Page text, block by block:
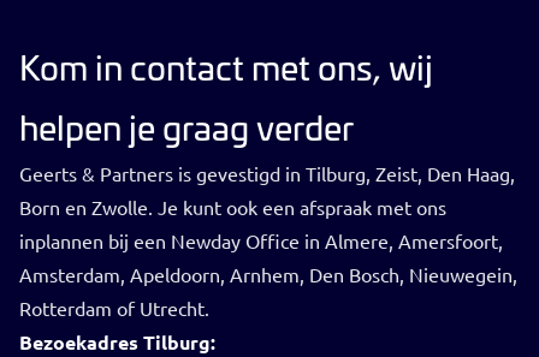
Kom in contact met ons, wij
helpen je graag verder
Geerts & Partners is gevestigd in Tilburg, Zeist, Den Haag,
Born en Zwolle. Je kunt ook een afspraak met ons
inplannen bij een Newday Office in Almere, Amersfoort,
Amsterdam, Apeldoorn, Arnhem, Den Bosch, Nieuwegein,
Rotterdam of Utrecht.
Bezoekadres Tilburg: